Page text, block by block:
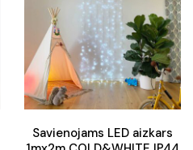
Savienojams LED aizkars